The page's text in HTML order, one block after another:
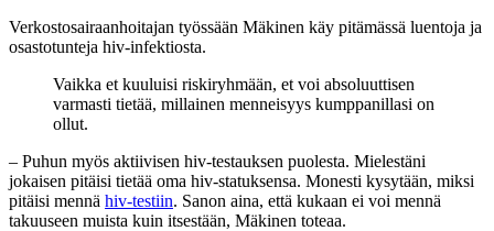
Verkostosairaanhoitajan työssään Mäkinen käy pitämässä luentoja ja
osastotunteja hiv-infektiosta.
Vaikka et kuuluisi riskiryhmään, et voi absoluuttisen
varmasti tietää, millainen menneisyys kumppanillasi on
ollut.
– Puhun myös aktiivisen hiv-testauksen puolesta. Mielestäni
jokaisen pitäisi tietää oma hiv-statuksensa. Monesti kysytään, miksi
pitäisi mennä hiv-testiin. Sanon aina, että kukaan ei voi mennä
takuuseen muista kuin itsestään, Mäkinen toteaa.